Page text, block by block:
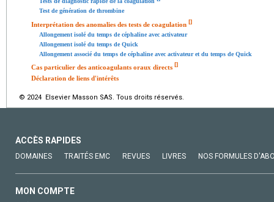
Test de génération de thrombine
Interprétation des anomalies des tests de coagulation []
Allongement isolé du temps de céphaline avec activateur
Allongement isolé du temps de Quick
Allongement associé du temps de céphaline avec activateur et du temps de Quick
Cas particulier des anticoagulants oraux directs []
Déclaration de liens d'intérêts
© 2024 Elsevier Masson SAS. Tous droits réservés.
ACCÈS RAPIDES
DOMAINES TRAITÉS EMC REVUES LIVRES NOS FORMULES
MON COMPTE